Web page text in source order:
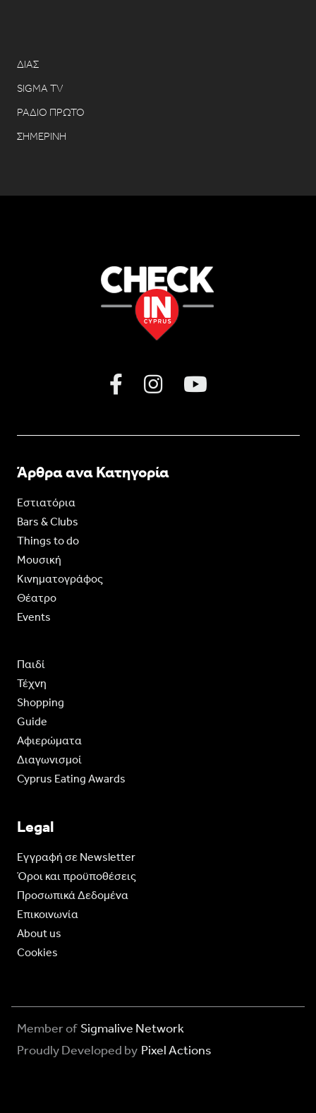
ΔΙΑΣ
SIGMA TV
ΡΑΔΙΟ ΠΡΩΤΟ
ΣΗΜΕΡΙΝΗ
Άρθρα ανα Κατηγορία
Εστιατόρια
Bars & Clubs
Things to do
Moυσική
Κινηματογράφος
Θέατρο
Events
Παιδί
Τέχνη
Shopping
Guide
Aφιερώματα
Διαγωνισμοί
Cyprus Eating Awards
Legal
Eγγραφή σε Newsletter
Όροι και προϋποθέσεις
Προσωπικά Δεδομένα
Επικοινωνία
About us
Cookies
Member of Sigmalive Network
Proudly Developed by Pixel Actions